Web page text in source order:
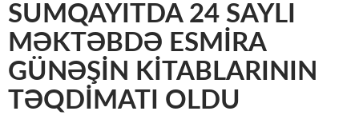
SUMQAYITDA 24 SAYLI
MƏKTƏBDƏ ESMIRA
GÜNƏŞIN KITABLARININ
TƏQDIMATI OLDU